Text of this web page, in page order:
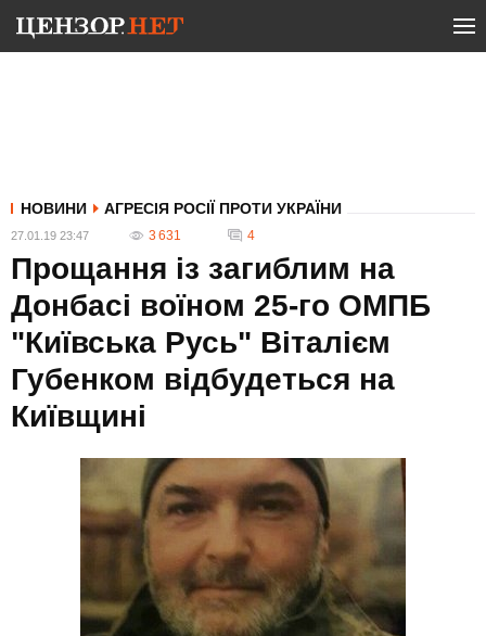
НОВИНИ АГРЕСІЯ РОСІЇ ПРОТИ УКРАЇНИ
27.01.19 23:47 3 631 4
Прощання із загиблим на
Донбасі воїном 25-го ОМПБ
"Київська Русь" Віталієм
Губенком відбудеться на
Київщині